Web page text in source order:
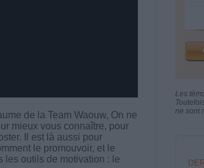
de la Team Waouw, On ne
mieux vous connaître, pour
Il est là aussi pour
le promouvoir, et le
les outils de motivation : le
Les
ne sont